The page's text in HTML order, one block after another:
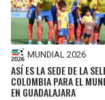
MUNDIAL 2026
ASÍ ES LA SEDE DE LA
COLOMBIA PARA EL
EN GUADALAJARA